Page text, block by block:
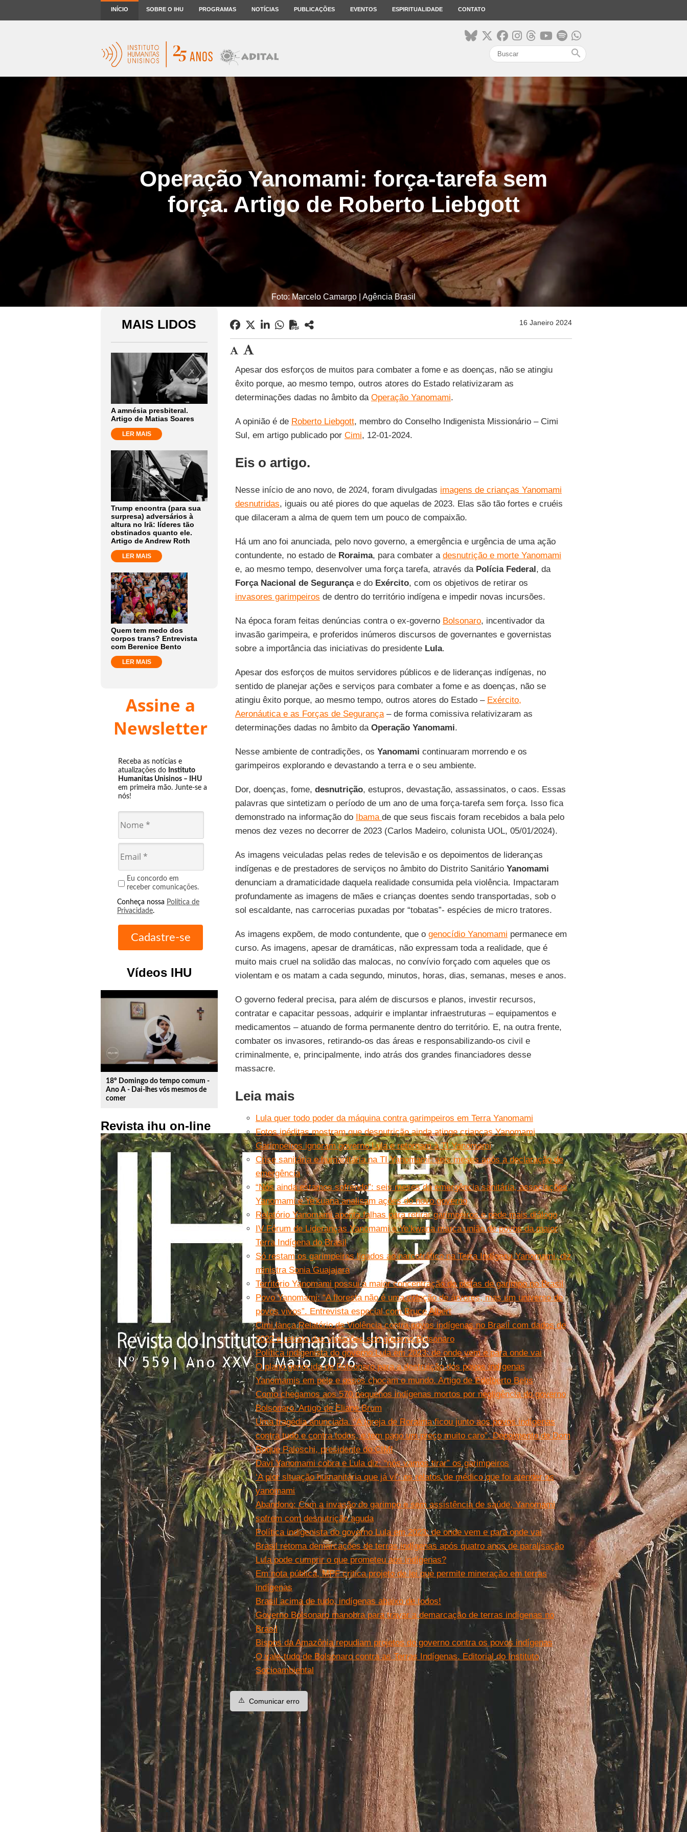
INÍCIO SOBRE O IHU PROGRAMAS NOTÍCIAS PUBLICAÇÕES EVENTOS ESPIRITUALIDADE CONTATO
search
Operação Yanomami: força-tarefa sem
força. Artigo de Roberto Liebgott
Foto: Marcelo Camargo | Agência Brasil
MAIS LIDOS
A amnésia presbiteral.
Artigo de Matias Soares
LER MAIS
Trump encontra (para sua
surpresa) adversários à
altura no Irã: líderes tão
obstinados quanto ele.
Artigo de Andrew Roth
LER MAIS
Quem tem medo dos
corpos trans? Entrevista
com Berenice Bento
LER MAIS
Assine a
Newsletter
Receba as notícias e
atualizações do Instituto
Humanitas Unisinos – IHU
em primeira mão. Junte-se a
nós!
Eu concordo em
receber comunicações.
Conheça nossa Política de
Privacidade.
Vídeos IHU
play_circle_outline
18º Domingo do tempo comum -
Ano A - Dai-lhes vós mesmos de
comer
Revista ihu on-line
16 Janeiro 2024
Apesar dos esforços de muitos para combater a fome e as doenças, não se atingiu
êxito porque, ao mesmo tempo, outros atores do Estado relativizaram as
determinações dadas no âmbito da Operação Yanomami.
A opinião é de Roberto Liebgott, membro do Conselho Indigenista Missionário – Cimi
Sul, em artigo publicado por Cimi, 12-01-2024.
Eis o artigo.
Nesse início de ano novo, de 2024, foram divulgadas imagens de crianças Yanomami
desnutridas, iguais ou até piores do que aquelas de 2023. Elas são tão fortes e cruéis
que dilaceram a alma de quem tem um pouco de compaixão.
Há um ano foi anunciada, pelo novo governo, a emergência e urgência de uma ação
contundente, no estado de Roraima, para combater a desnutrição e morte Yanomami
e, ao mesmo tempo, desenvolver uma força tarefa, através da Polícia Federal, da
Força Nacional de Segurançae do Exército, com os objetivos de retirar os
invasores garimpeiros de dentro do território indígena e impedir novas incursões.
Na época foram feitas denúncias contra o ex-governo Bolsonaro, incentivador da
invasão garimpeira, e proferidos inúmeros discursos de governantes e governistas
sobre a importância das iniciativas do presidente Lula.
Apesar dos esforços de muitos servidores públicos e de lideranças indígenas, no
sentido de planejar ações e serviços para combater a fome e as doenças, não se
atingiu êxito porque, ao mesmo tempo, outros atores do Estado – Exército,
Aeronáutica e as Forças de Segurança– de forma comissiva relativizaram as
determinações dadas no âmbito da Operação Yanomami.
Nesse ambiente de contradições, os Yanomami continuaram morrendo e os
garimpeiros explorando e devastando a terra e o seu ambiente.
Dor, doenças, fome, desnutrição, estupros, devastação, assassinatos, o caos. Essas
palavras que sintetizam o período de um ano de uma força-tarefa sem força. Isso fica
demonstrado na informação do Ibama de que seus fiscais foram recebidos a bala pelo
menos dez vezes no decorrer de 2023 (Carlos Madeiro, colunista UOL, 05/01/2024).
As imagens veiculadas pelas redes de televisão e os depoimentos de lideranças
indígenas e de prestadores de serviços no âmbito do Distrito Sanitário Yanomami
denunciam a dramaticidade daquela realidade consumida pela violência. Impactaram
profundamente as imagens de mães e crianças doentes sendo transportadas, sob o
sol escaldante, nas carrocerias puxadas por “tobatas”- espécies de micro tratores.
As imagens expõem, de modo contundente, que o genocídio Yanomami permanece em
curso. As imagens, apesar de dramáticas, não expressam toda a realidade, que é
muito mais cruel na solidão das malocas, no convívio forçado com aqueles que os
violentam e os matam a cada segundo, minutos, horas, dias, semanas, meses e anos.
O governo federal precisa, para além de discursos e planos, investir recursos,
contratar e capacitar pessoas, adquirir e implantar infraestruturas – equipamentos e
medicamentos – atuando de forma permanente dentro do território. E, na outra frente,
combater os invasores, retirando-os das áreas e responsabilizando-os civil e
criminalmente, e, principalmente, indo atrás dos grandes financiadores desse
massacre.
Leia mais
Lula quer todo poder da máquina contra garimpeiros em Terra Yanomami
Fotos inéditas mostram que desnutrição ainda atinge crianças Yanomami
Garimpeiros ignoram governo Lula e retornam à TI Yanomami
Crise sanitária e humanitária na TI Yanomami: seis meses após a declaração de
emergência
“Nós ainda estamos sofrendo”: seis meses da emergência sanitária, associações
Yanomami e Ye'kuana analisam ações do novo governo
Relatório Yanomami aponta falhas para retirar garimpeiros e pede mais diálogo
IV Fórum de Lideranças Yanomami e Ye’kwana marca união de povos da maior
Terra Indígena do Brasil
Só restam os garimpeiros ligados ao narcotráfico na Terra Indígena Yanomami, diz
ministra Sonia Guajajara
Território Yanomami possui a maior concentração de pistas de garimpo no Brasil
Povo Yanomami: “A floresta não é uma coleção de árvores, mas um universo de
povos vivos”. Entrevista especial com Bruce Albert
Cimi lança Relatório de Violência contra povos indígenas no Brasil com dados de
2022 e retrato das violações sob governo Bolsonaro
Política indigenista do governo Lula em 2023: de onde vem e para onde vai
O plano genocida de Bolsonaro para a destruição dos povos indígenas
Yanomamis em pele e ossos chocam o mundo. Artigo de Edelberto Behs
Como chegamos aos 570 pequenos indígenas mortos por negligência do governo
Bolsonaro. Artigo de Eliane Brum
Uma tragédia anunciada. “A Igreja de Roraima ficou junto aos povos indígenas
contra tudo e contra todos, e tem pago um preço muito caro”. Depoimento de Dom
Roque Paloschi, presidente do CIMI
Davi Yanomami cobra e Lula diz: “nós vamos tirar” os garimpeiros
‘A pior situação humanitária que já vi’: os relatos de médico que foi atender os
yanomami
Abandono: Com a invasão do garimpo e sem assistência de saúde, Yanomami
sofrem com desnutrição aguda
Política indigenista do governo Lula em 2023: de onde vem e para onde vai
Brasil retoma demarcações de terras indígenas após quatro anos de paralisação
Lula pode cumprir o que prometeu aos indígenas?
Em nota pública, MPF critica projeto de lei que permite mineração em terras
indígenas
Brasil acima de tudo, indígenas abaixo de todos!
Governo Bolsonaro manobra para travar a demarcação de terras indígenas no
Brasil
Bispos da Amazônia repudiam projetos do governo contra os povos indígenas
O vale-tudo de Bolsonaro contra as Terras Indígenas. Editorial do Instituto
Socioambiental
⚠️ Comunicar erro